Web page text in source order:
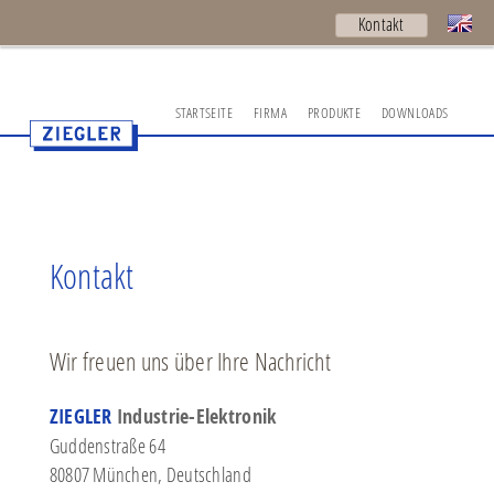
Kontakt
STARTSEITE FIRMA PRODUKTE DOWNLOADS
Kontakt
Wir freuen uns über Ihre Nachricht
ZIEGLER Industrie-Elektronik
Guddenstraße 64
80807 München, Deutschland